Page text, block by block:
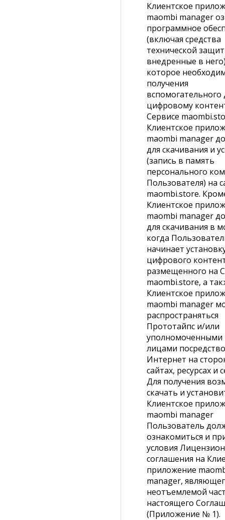
Клиентское
maombi manager
программное
(включая средства
технической
внедренные в
которое
получения
вспомогательного
цифровому
Сервисе
Клиентское
maombi manager
для скачивания и
(запись в память
персонального
Пользователя) на
maombi.store.
Клиентское
maombi manager
для скачивания в
когда
начинает
цифрового
размещенного на
maombi.store, а
Клиентское
maombi manager
распространяться
Прототайпс и/или
уполномоченными
лицами
Интернет на
сайтах, ресурсах и
Для получения
скачать и
Клиентское
maombi manager
Пользователь
ознакомиться и
условия
соглашения на
приложение
manager,
неотъемлемой
настоящего
(Приложение № 1).